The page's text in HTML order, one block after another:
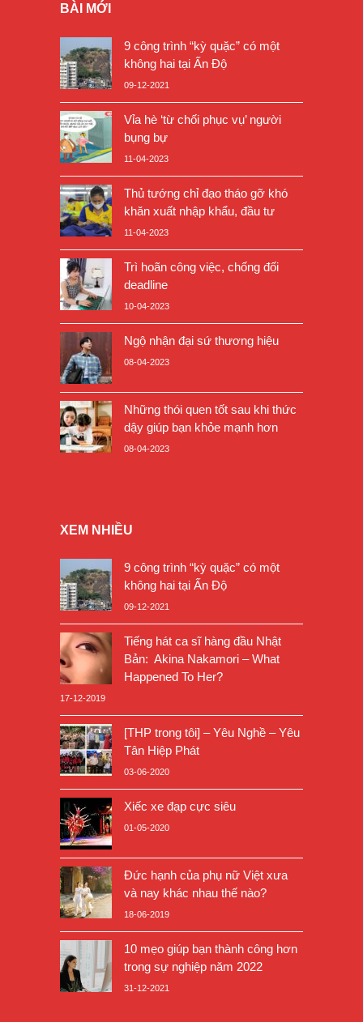
BÀI MỚI
9 công trình “kỳ quặc” có một
không hai tại Ấn Độ
09-12-2021
Vỉa hè ‘từ chối phục vụ’ người
bụng bự
11-04-2023
Thủ tướng chỉ đạo tháo gỡ khó
khăn xuất nhập khẩu, đầu tư
11-04-2023
Trì hoãn công việc, chống đối
deadline
10-04-2023
Ngộ nhận đại sứ thương hiệu
08-04-2023
Những thói quen tốt sau khi thức
dậy giúp bạn khỏe mạnh hơn
08-04-2023
XEM NHIỀU
9 công trình “kỳ quặc” có một
không hai tại Ấn Độ
09-12-2021
Tiếng hát ca sĩ hàng đầu Nhật
Bản: Akina Nakamori – What
Happened To Her?
17-12-2019
[THP trong tôi] – Yêu Nghề – Yêu
Tân Hiệp Phát
03-06-2020
Xiếc xe đạp cực siêu
01-05-2020
Đức hạnh của phụ nữ Việt xưa
và nay khác nhau thế nào?
18-06-2019
10 mẹo giúp bạn thành công hơn
trong sự nghiệp năm 2022
31-12-2021